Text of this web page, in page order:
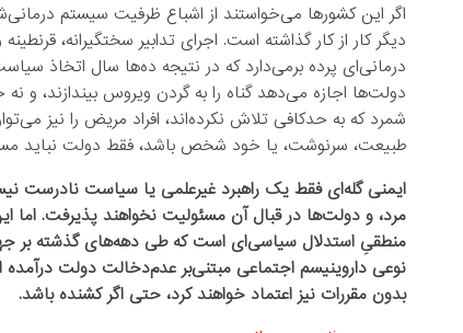
اگر این کشورها می‌خواستند از اشباع ظرفیت سیستم
دیگر کار از کار گذاشته است. اجرای تدابیر سختگیرانه،
درمانی‌ای پرده برمی‌دارد که در نتیجه ده‌ها سال اتخاذ
دولت‌ها اجازه می‌دهد گناه را به گردن ویروس بیندازند، و
شمرد که به حدکافی تلاش نکرده‌اند، افراد مریض را نیز
طبیعت، سرنوشت، یا خود شخص باشد، فقط دولت نباید
ایمنی گله‌ای فقط یک راهبرد غیرعلمی یا سیاست نادرست
مرد، و دولت‌ها در قبال آن مسئولیت نخواهند پذیرفت. اما
منطقیِ استدلال سیاسی‌ای است که طی دهه‌های گذشته بر
نوعی داروینیسم اجتماعی‌ مبتنی‌بر عدم‌دخالت دولت درآمده
بدون مقررات نیز اعتماد خواهند کرد، حتی اگر کشنده باشد.